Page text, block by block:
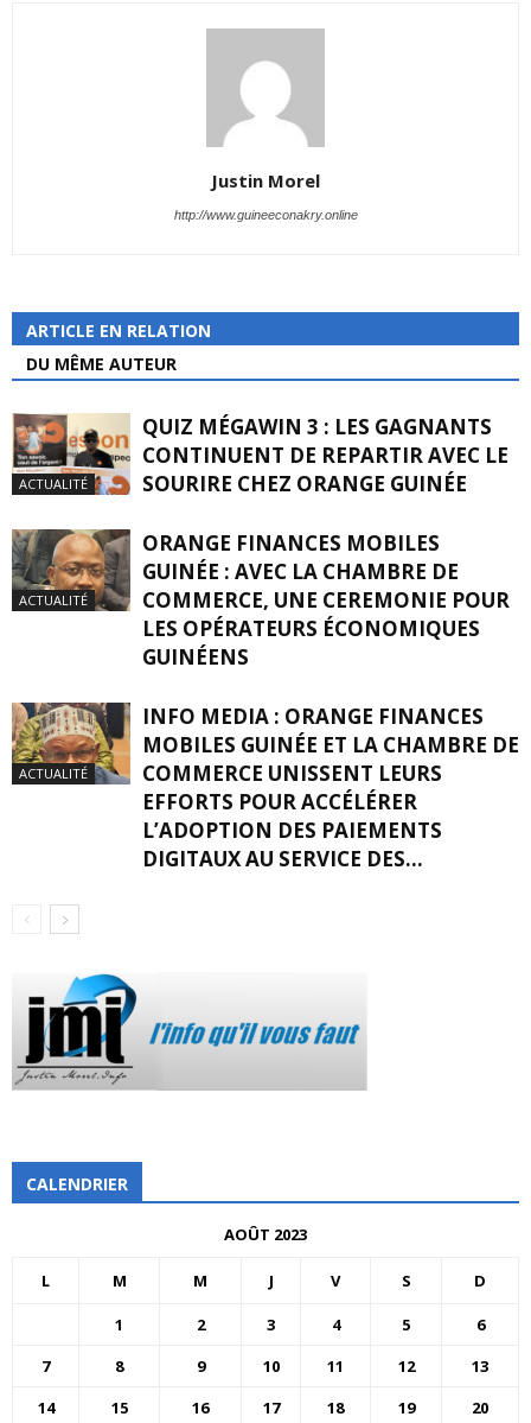
Justin Morel
http://www.guineeconakry.online
ARTICLE EN RELATION
DU MÊME AUTEUR
ACTUALITÉ
QUIZ MÉGAWIN 3 : LES GAGNANTS
CONTINUENT DE REPARTIR AVEC LE
SOURIRE CHEZ ORANGE GUINÉE
ACTUALITÉ
ORANGE FINANCES MOBILES
GUINÉE : AVEC LA CHAMBRE DE
COMMERCE, UNE CEREMONIE POUR
LES OPÉRATEURS ÉCONOMIQUES
GUINÉENS
ACTUALITÉ
INFO MEDIA : ORANGE FINANCES
MOBILES GUINÉE ET LA CHAMBRE DE
COMMERCE UNISSENT LEURS
EFFORTS POUR ACCÉLÉRER
L’ADOPTION DES PAIEMENTS
DIGITAUX AU SERVICE DES...
CALENDRIER
AOÛT 2023
L M M J V S D
1 2 3 4 5
6
7
8 9 10 11 12
13
14
15 16 17 18 19
20